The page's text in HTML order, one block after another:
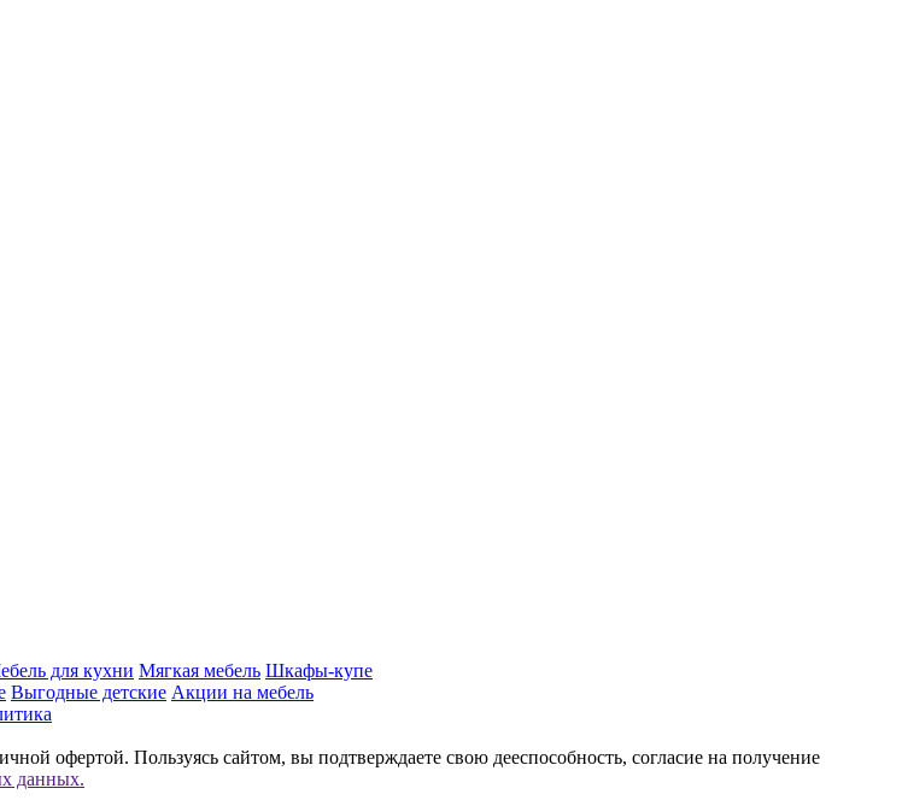
для кухни Мягкая мебель Шкафы-купе
Выгодные детские Акции на мебель
офертой. Пользуясь сайтом, вы подтверждаете свою дееспособность, согласие на получение
данных.